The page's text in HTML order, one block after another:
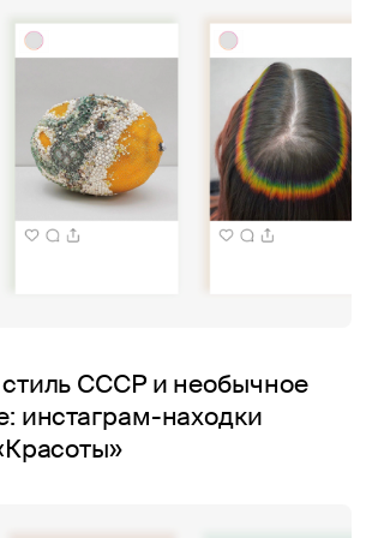
СССР и необычное
инстаграм-находки